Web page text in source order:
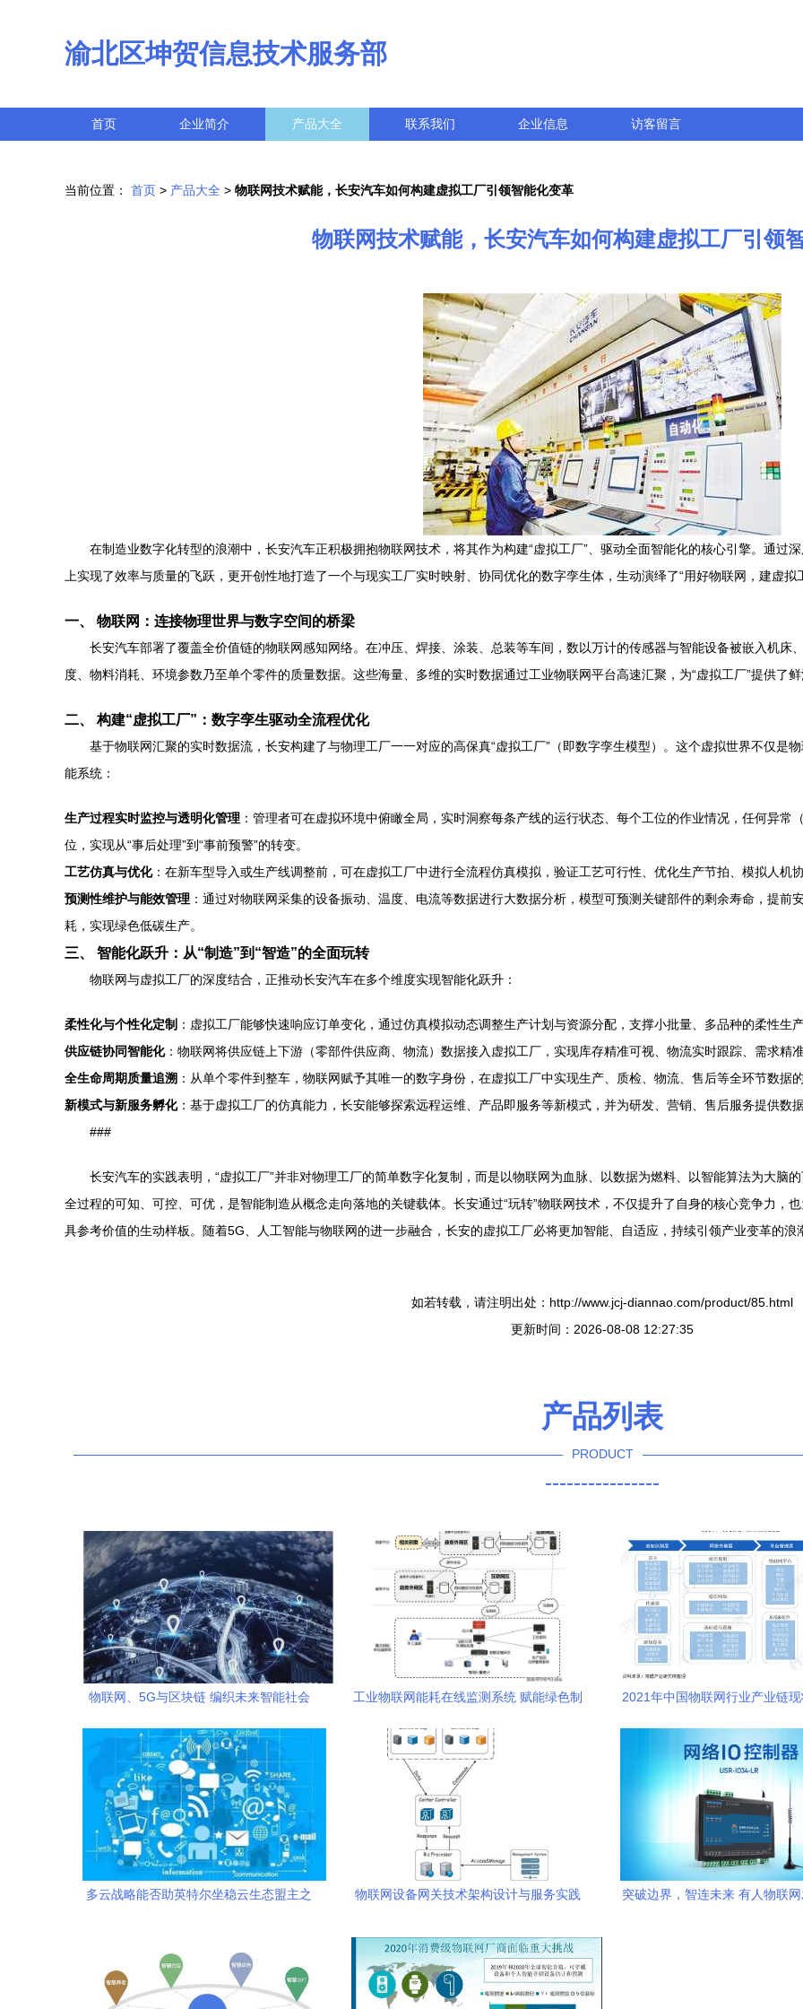
渝北区坤贺信息技术服务部
首页 企业简介 产品大全 联系我们 企业信息 访客留言
当前位置： 首页 > 产品大全 > 物联网技术赋能，长安汽车如何构建虚拟工厂引领智能化变革
物联网技术赋能，长安汽车如何构建虚拟工厂引领
在制造业数字化转型的浪潮中，长安汽车正积极拥抱物联网技术，将其作为构建“虚拟工厂”、驱动全面智能化的核心引擎。通过
上实现了效率与质量的飞跃，更开创性地打造了一个与现实工厂实时映射、协同优化的数字孪生体，生动演绎了“用好物联网，建虚拟
一、 物联网：连接物理世界与数字空间的桥梁
长安汽车部署了覆盖全价值链的物联网感知网络。在冲压、焊接、涂装、总装等车间，数以万计的传感器与智能设备被嵌入机床
度、物料消耗、环境参数乃至单个零件的质量数据。这些海量、多维的实时数据通过工业物联网平台高速汇聚，为“虚拟工厂”提供了
二、 构建“虚拟工厂”：数字孪生驱动全流程优化
基于物联网汇聚的实时数据流，长安构建了与物理工厂一一对应的高保真“虚拟工厂”（即数字孪生模型）。这个虚拟世界不仅是
能系统：
生产过程实时监控与透明化管理 ：管理者可在虚拟环境中俯瞰全局，实时洞察每条产线的运行状态、每个工位的作业情况，任何异
位，实现从“事后处理”到“事前预警”的转变。
工艺仿真与优化：在新车型导入或生产线调整前，可在虚拟工厂中进行全流程仿真模拟，验证工艺可行性、优化生产节拍、模拟人机
预测性维护与能效管理 ：通过对物联网采集的设备振动、温度、电流等数据进行大数据分析，模型可预测关键部件的剩余寿命，提
耗，实现绿色低碳生产。
三、 智能化跃升：从“制造”到“智造”的全面玩转
物联网与虚拟工厂的深度结合，正推动长安汽车在多个维度实现智能化跃升：
柔性化与个性化定制 ：虚拟工厂能够快速响应订单变化，通过仿真模拟动态调整生产计划与资源分配，支撑小批量、多品种的柔性生
供应链协同智能化：物联网将供应链上下游（零部件供应商、物流）数据接入虚拟工厂，实现库存精准可视、物流实时跟踪、需求精
全生命周期质量追溯 ：从单个零件到整车，物联网赋予其唯一的数字身份，在虚拟工厂中实现生产、质检、物流、售后等全环节数
新模式与新服务孵化：基于虚拟工厂的仿真能力，长安能够探索远程运维、产品即服务等新模式，并为研发、营销、售后服务提供数
###
长安汽车的实践表明，“虚拟工厂”并非对物理工厂的简单数字化复制，而是以物联网为血脉、以数据为燃料、以智能算法为大脑
全过程的可知、可控、可优，是智能制造从概念走向落地的关键载体。长安通过“玩转”物联网技术，不仅提升了自身的核心竞争力，
具参考价值的生动样板。随着5G、人工智能与物联网的进一步融合，长安的虚拟工厂必将更加智能、自适应，持续引领产业变革的浪
如若转载，请注明出处：http://www.jcj-diannao.com/product/85.html
更新时间：2026-08-08 12:27:35
产品列表
PRODUCT
----------------
物联网、5G与区块链 编织未来智能社会
工业物联网能耗在线监测系统 赋能绿色制
2021年中国物联网行业产业链
多云战略能否助英特尔坐稳云生态盟主之
物联网设备网关技术架构设计与服务实践
突破边界，智连未来 有人物联